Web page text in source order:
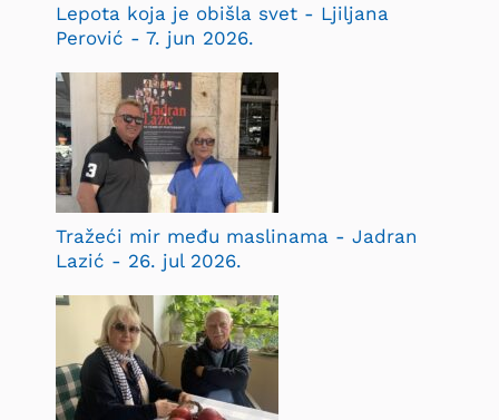
Lepota koja je obišla svet - Ljiljana
Perović - 7. jun 2026.
Tražeći mir među maslinama - Jadran
Lazić - 26. jul 2026.